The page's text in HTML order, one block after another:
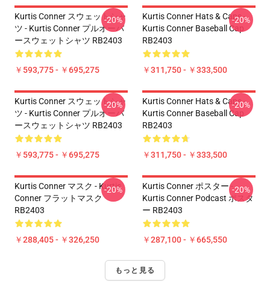
Kurtis Conner スウェットシャ
ツ - Kurtis Conner プルオーバ
ースウェットシャツ RB2403
￥593,775 - ￥695,275
-20%
Kurtis Conner Hats & Caps -
Kurtis Conner Baseball Cap
RB2403
￥311,750 - ￥333,500
-20%
Kurtis Conner スウェットシャ
ツ - Kurtis Conner プルオーバ
ースウェットシャツ RB2403
￥593,775 - ￥695,275
-20%
Kurtis Conner Hats & Caps -
Kurtis Conner Baseball Cap
RB2403
￥311,750 - ￥333,500
-20%
Kurtis Conner マスク - Kurtis
Conner フラットマスク
RB2403
￥288,405 - ￥326,250
-20%
Kurtis Conner ポスター -
Kurtis Conner Podcast ポスタ
ー RB2403
￥287,100 - ￥665,550
-20%
もっと見る